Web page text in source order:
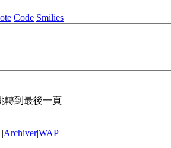
Code Smilies
轉到最後一頁
|Archiver|WAP